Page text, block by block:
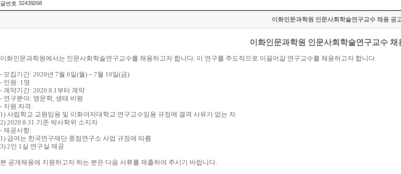
글번호 32439268
이화인문과학원 인문사회학술연구교수 채용 공
이화인문과학원 인문사회학술연구교수 채
이화인문과학원에서는 인문사회학술연구교수를 채용하고자 합니다. 이 연구를 주도적으로 이끌어갈 연구교수를 채용하고자 합니다.
- 모집기간: 2020년 7월 6일(월) ~ 7월 10일(금)
- 인원 : 1명
- 계약기간: 2020.8.1부터 계약
- 연구분야: 영문학, 생태 비평
- 지원 자격 :
1) 사립학교 교원임용 및 이화여자대학교 연구교수임용 규정에 결격 사유가 없는 자
2) 2020.8.31 기준 박사학위 소지자
- 제공사항:
1) 급여는 한국연구재단 중점연구소 사업 규정에 따름
3) 2인 1실 연구실 제공
본 공개채용에 지원하고자 하는 분은 다음 서류를 제출하여 주시기 바랍니다.